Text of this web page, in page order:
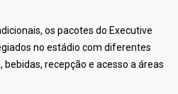
os pacotes do Executive
no estádio com diferentes
recepção e acesso a áreas